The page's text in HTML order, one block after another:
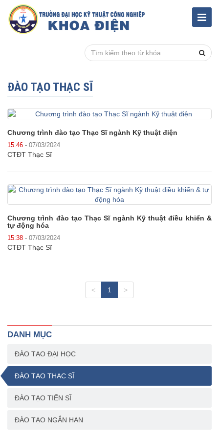
ĐÀO TẠO THẠC SĨ
Chương trình đào tạo Thạc Sĩ ngành Kỹ thuật điện
15:46 - 07/03/2024
CTĐT Thạc Sĩ
Chương trình đào tạo Thạc Sĩ ngành Kỹ thuật điều khiển &
tự động hóa
15:38 - 07/03/2024
CTĐT Thạc Sĩ
< 1 >
DANH MỤC
ĐÀO TẠO ĐẠI HỌC
ĐÀO TẠO THẠC SĨ
ĐÀO TẠO TIẾN SĨ
ĐÀO TẠO NGẮN HẠN